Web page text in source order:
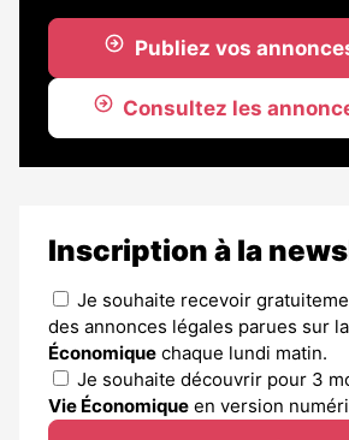
Publiez vos
Consultez les
Inscription à la
Je souhaite recevoir
des annonces légales parues sur la
Économique chaque lundi matin.
Je souhaite découvrir pour 3
Vie Économique en version